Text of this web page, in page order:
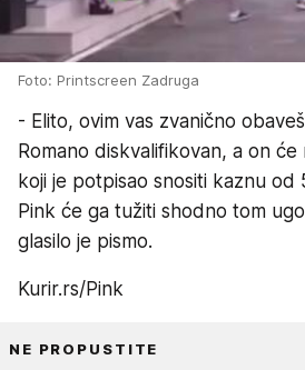
Foto: Printscreen Zadruga
- Elito, ovim vas zvanično
Romano diskvalifikovan, a on
koji je potpisao snositi kaznu od
Pink će ga tužiti shodno tom
glasilo je pismo.
Kurir.rs/Pink
NE PROPUSTITE